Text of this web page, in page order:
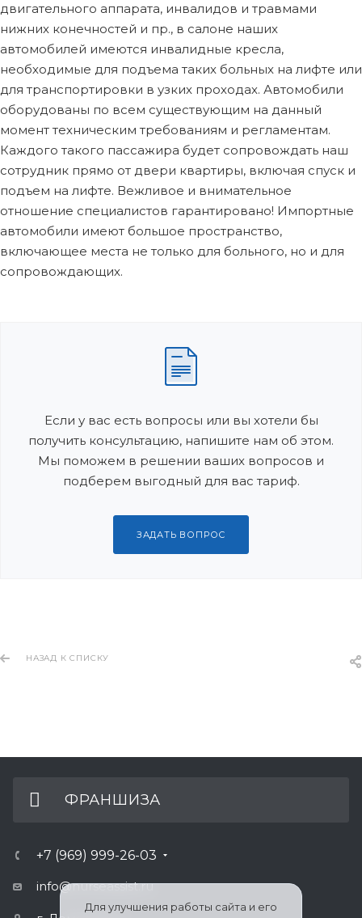
двигательного аппарата, инвалидов и травмами
нижних конечностей и пр., в салоне наших
автомобилей имеются инвалидные кресла,
необходимые для подъема таких больных на лифте или
для транспортировки в узких проходах. Автомобили
оборудованы по всем существующим на данный
момент техническим требованиям и регламентам.
Каждого такого пассажира будет сопровождать наш
сотрудник прямо от двери квартиры, включая спуск и
подъем на лифте. Вежливое и внимательное
отношение специалистов гарантировано! Импортные
автомобили имеют большое пространство,
включающее места не только для больного, но и для
сопровождающих.
Если у вас есть вопросы или вы хотели бы
получить консультацию, напишите нам об этом.
Мы поможем в решении ваших вопросов и
подберем выгодный для вас тариф.
ЗАДАТЬ ВОПРОС
НАЗАД К СПИСКУ
ФРАНШИЗА
+7 (969) 999-26-03
info@nurseassist.ru
Для улучшения работы сайта и его